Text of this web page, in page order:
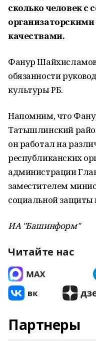
сколько человек с
качествами.
Фанур
обязанности
культуры РБ.
Напомним, что
Татышлинский
он работал на
республиканских
администрации
заместителем
социальной защиты
ИА "Башинформ"
Читайте нас
Партнеры